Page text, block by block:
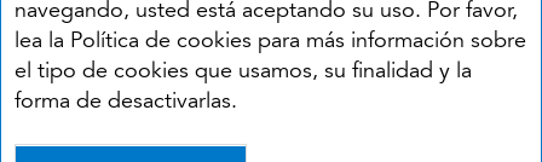
navegando, usted está aceptando su uso. Por favor,
lea la Política de cookies para más información sobre
el tipo de cookies que usamos, su finalidad y la
forma de desactivarlas.
Síguenos en:
YouTube
AccesibilidadAviso legal